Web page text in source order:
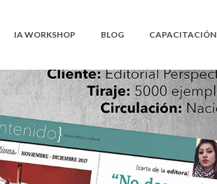
IA WORKSHOP BLOG CAPACITACIÓN